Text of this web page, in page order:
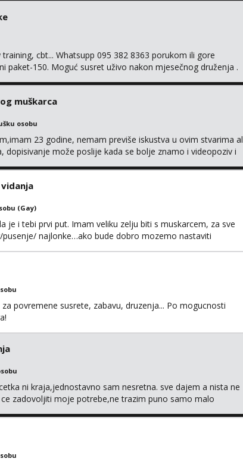
cbt... Whatsupp 095 382 8363 porukom ili gore
paket-150. Moguć susret uživo nakon mjesečnog druženja .
muškarca
osobu
23 godine, nemam previše iskustva u ovim stvarima al
dopisivanje može poslije kada se bolje znamo i videopoziv i
(Gay)
je i tebi prvi put. Imam veliku zelju biti s muskarcem, za sve
najlonke…ako bude dobro mozemo nastaviti
povremene susrete, zabavu, druzenja... Po mogucnosti
ni kraja,jednostavno sam nesretna. sve dajem a nista ne
zadovoljiti moje potrebe,ne trazim puno samo malo